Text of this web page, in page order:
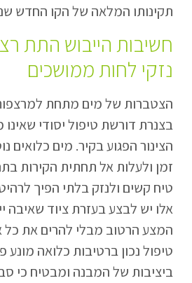
תקינותו המלאה של הקו החדש
חשיבות הייבוש התת
נזקי לחות ממושכים
הצטברות של מים מתחת
בצנרת דורשת טיפול יסודי
הצינור הפגוע בקיר. מים כלואים
זמן ולעלות אל תחתית הקירות
טיח קשים ולנזק בלתי הפיך
אלו יש לבצע בעזרת ציוד שאיבה
המצע הרטוב מבלי להרים את כל
טיפול נכון ברטיבות כלואה מונע
ביציבות של המבנה ומבטיח כי